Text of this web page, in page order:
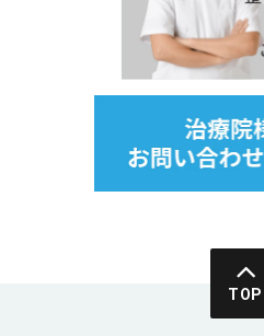
TOP